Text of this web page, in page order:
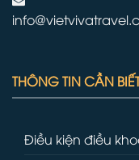
THÔNG TIN CẦN
Điều kiện điều